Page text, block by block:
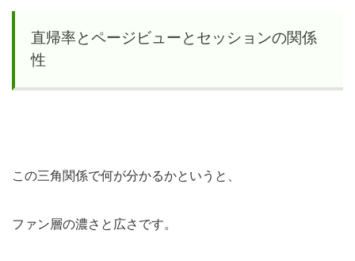
直帰率とページビューとセッションの関係
性
この三角関係で何が分かるかというと、
ファン層の濃さと広さです。